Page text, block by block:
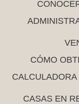
CÓMO
CALCULADORA
CASAS EN